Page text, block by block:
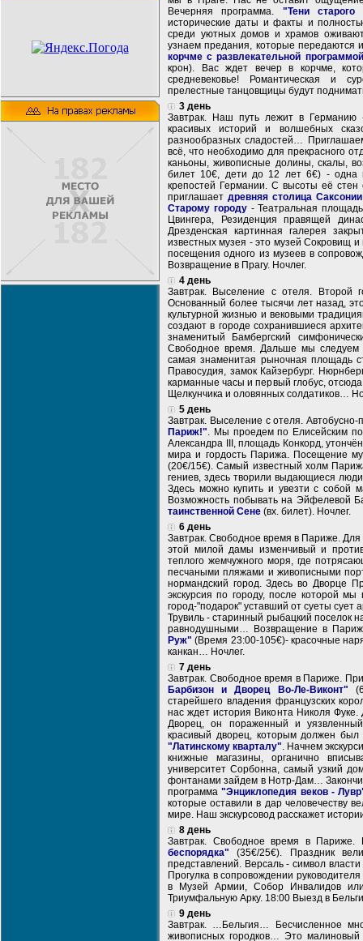
Вечерняя программа. "Тени старого
исторические даты и факты и
среди уютных домов и храмов
узнаем предания, которые
корчме с развлекательной программой
крон). Вас ждет вечер в корчме,
средневековье! Романтическая и
прелестные танцовщицы будут
3 день
Завтрак. Наш путь лежит в Германию
красивых историй и волшебных
разнообразных сладостей…
всё, что необходимо для прекрасного
каньоны, живописные долины, скалы,
билет 10€, дети до 12 лет 6€) - одна
крепостей Германии. С высоты её
приглашает древняя столица
Старому городу- Театральная
Цвингера, Резиденция правящей
Дрезденская картинная галерея
известных музея - это музей Сокровищ
посещения одного из музеев в
Возвращение в Прагу. Ночлег.
4 день
Завтрак. Выселение с отеля. Второй
Основанный более тысячи лет назад,
культурной жизнью и вековыми
создают в городе сохранившиеся
знаменитый Бамбергский
Свободное время. Дальше мы
самая знаменитая рыночная площадь
Правосудия, замок Кайзербург.
карманные часы и первый глобус,
Щелкунчика и оловянных солдатиков…
5 день
Завтрак. Выселение с отеля.
Париж!". Мы проедем по Елисейским
Александра III, площадь Конкорд,
мира и гордость Парижа. Посещение
(20€/15€). Самый известный холм
гениев, здесь творили выдающиеся
Здесь можно купить и увезти с собой
Возможность побывать на Эйфелевой
таинственной Сене (вх. билет). Ночлег.
6 день
Завтрак. Свободное время в Париже.
этой милой дамы изменчивый и
теплого жемчужного моря, где
песчаными пляжами и живописными
нормандский город. Здесь во Дворце
экскурсия по городу, после которой
город-"подарок" уставший от суеты
Трувиль - старинный рыбацкий поселок
равнодушными… Возвращение в
Руж" (Время 23:00-105€)- красочные
канкан… Ночлег.
7 день
Завтрак. Свободное время в Париже.
Барбизон и Дворец Во-Ле-Виконт"
старейшего владения французских
нас ждет история Виконта Николя
Дворец, он пораженный и
красивый дворец, которым должен
"Латинскому кварталу". Начнем
книжные магазины, органично
университет Сорбонна, самый узкий
фонтанами зайдем в Нотр-Дам…
программа"Энциклопедия веков -
которые оставили в дар человечеству
мире. Наш экскурсовод расскажет
8 день
Завтрак. Свободное время в
беспорядка" (35€/25€). Праздник
представлений. Версаль - символ
Прогулка в сопровождении
в Музей Армии, Собор Инвалидов
Триумфальную Арку. 18:00 Выезд в
9 день
Завтрак. …Бельгия… Бесчисленное
живописных городков… Это